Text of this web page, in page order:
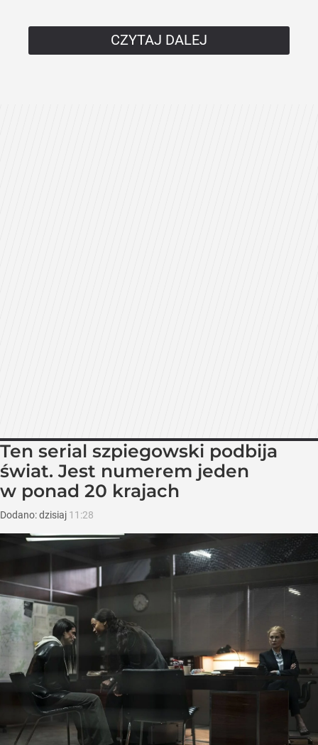
CZYTAJ DALEJ
Ten serial szpiegowski podbija
świat. Jest numerem jeden
w ponad 20 krajach
Dodano:dzisiaj 11:28